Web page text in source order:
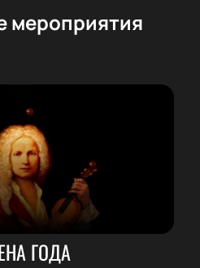
мероприятия
ГОДА